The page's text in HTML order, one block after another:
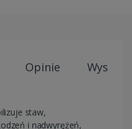
Opinie Wysyłki
staw,
i nadwyrężeń,